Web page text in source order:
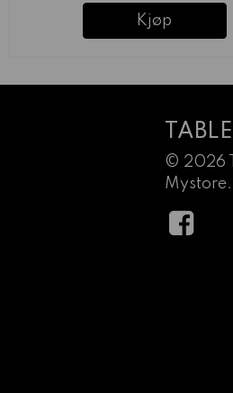
Kjøp
© 2026